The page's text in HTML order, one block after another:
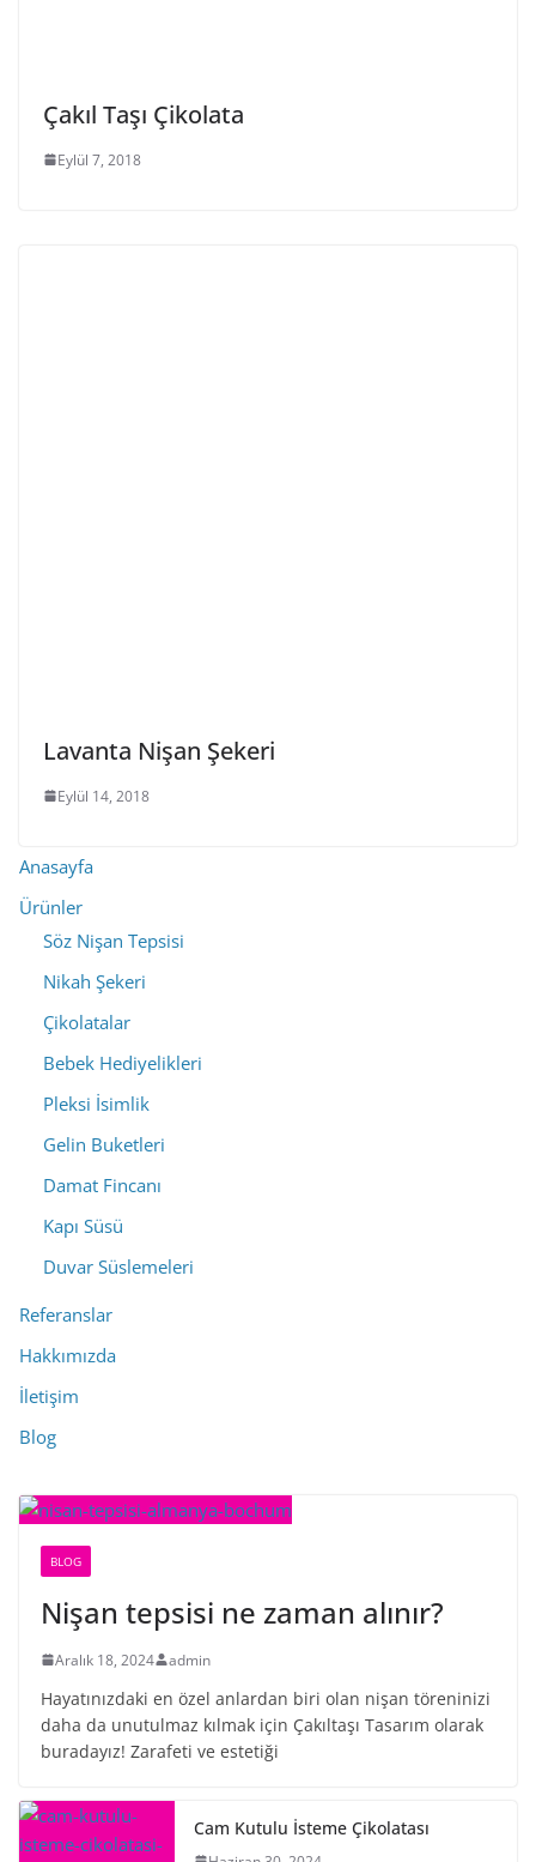
Çakıl Taşı Çikolata
Eylül 7, 2018
Lavanta Nişan Şekeri
Eylül 14, 2018
Anasayfa
Ürünler
Söz Nişan Tepsisi
Nikah Şekeri
Çikolatalar
Bebek Hediyelikleri
Pleksi İsimlik
Gelin Buketleri
Damat Fincanı
Kapı Süsü
Duvar Süslemeleri
Referanslar
Hakkımızda
İletişim
Blog
BLOG
Nişan tepsisi ne zaman alınır?
Aralık 18, 2024 admin
Hayatınızdaki en özel anlardan biri olan nişan töreninizi
daha da unutulmaz kılmak için Çakıltaşı Tasarım olarak
buradayız! Zarafeti ve estetiği
Cam Kutulu İsteme Çikolatası